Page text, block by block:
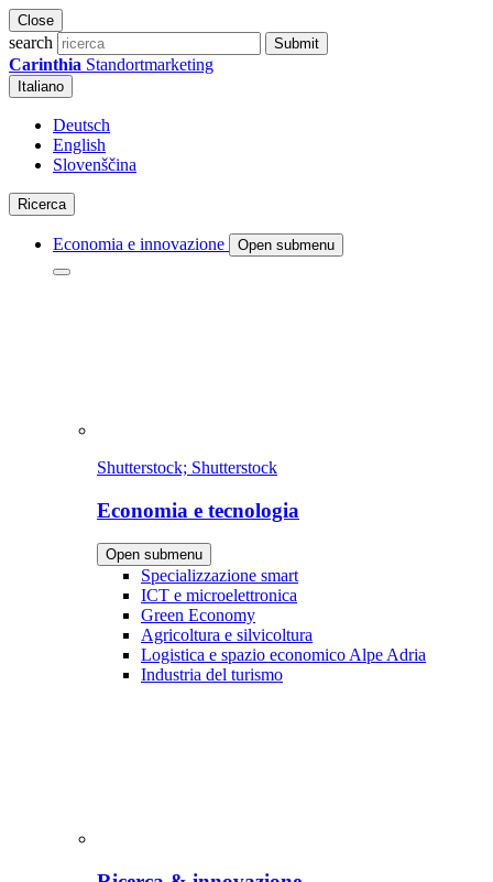
Close
search Submit
Carinthia Standortmarketing
Italiano
Deutsch
English
Slovenščina
Ricerca
Economia e innovazione Open submenu
Shutterstock; Shutterstock
Economia e tecnologia
Open submenu
Specializzazione smart
ICT e microelettronica
Green Economy
Agricoltura e silvicoltura
Logistica e spazio economico Alpe Adria
Industria del turismo